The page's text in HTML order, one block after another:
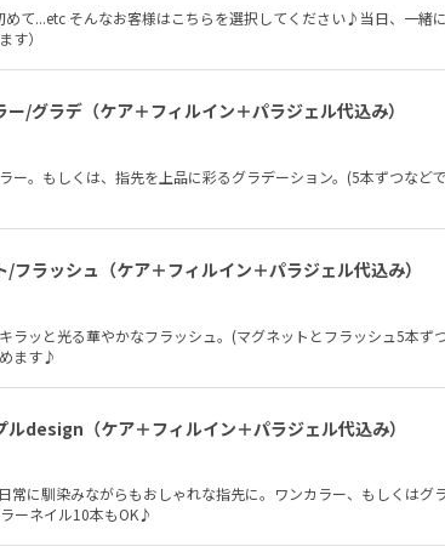
めて...etc そんなお客様はこちらを選択してください♪当日、一
す）
ー/グラデ（ケア＋フィルイン＋パラジェル代込み）
ー。もしくは、指先を上品に彩るグラデーション。(5本ずつなど
フラッシュ（ケア＋フィルイン＋パラジェル代込み）
ラッと光る華やかなフラッシュ。(マグネットとフラッシュ5本ず
ます♪
ルdesign（ケア＋フィルイン＋パラジェル代込み）
常に馴染みながらもおしゃれな指先に。ワンカラー、もしくはグ
ーネイル10本もOK♪